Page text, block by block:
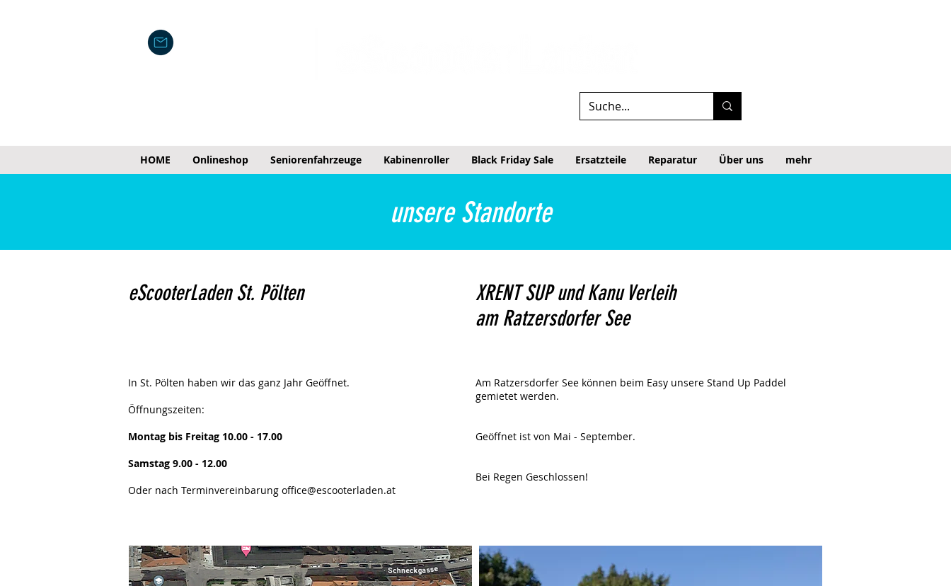
HOME Onlineshop Seniorenfahrzeuge Kabinenroller Black Friday Sale Ersatzteile Reparatur Über uns mehr
unsere Standorte
eScooterLaden St. Pölten
XRENT SUP und Kanu Verleih
am Ratzersdorfer See
In St. Pölten haben wir das ganz Jahr Geöffnet.
Öffnungszeiten:
Montag bis Freitag 10.00 - 17.00
Samstag 9.00 - 12.00
Oder nach Terminvereinbarung office@escooterladen.at
Am Ratzersdorfer See können beim Easy unsere Stand Up Paddel
gemietet werden.
Geöffnet ist von Mai - September.
Bei Regen Geschlossen!